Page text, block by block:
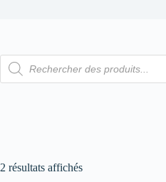
2 résultats affichés
Recherche
de
produits